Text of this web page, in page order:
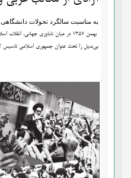
به مناسبت سالگرد تحولات
بهمن 1357 در میان ناباوری جهانی،
بی‌بدیل را تحت عنوان جمهوری اسلامی تاسیس